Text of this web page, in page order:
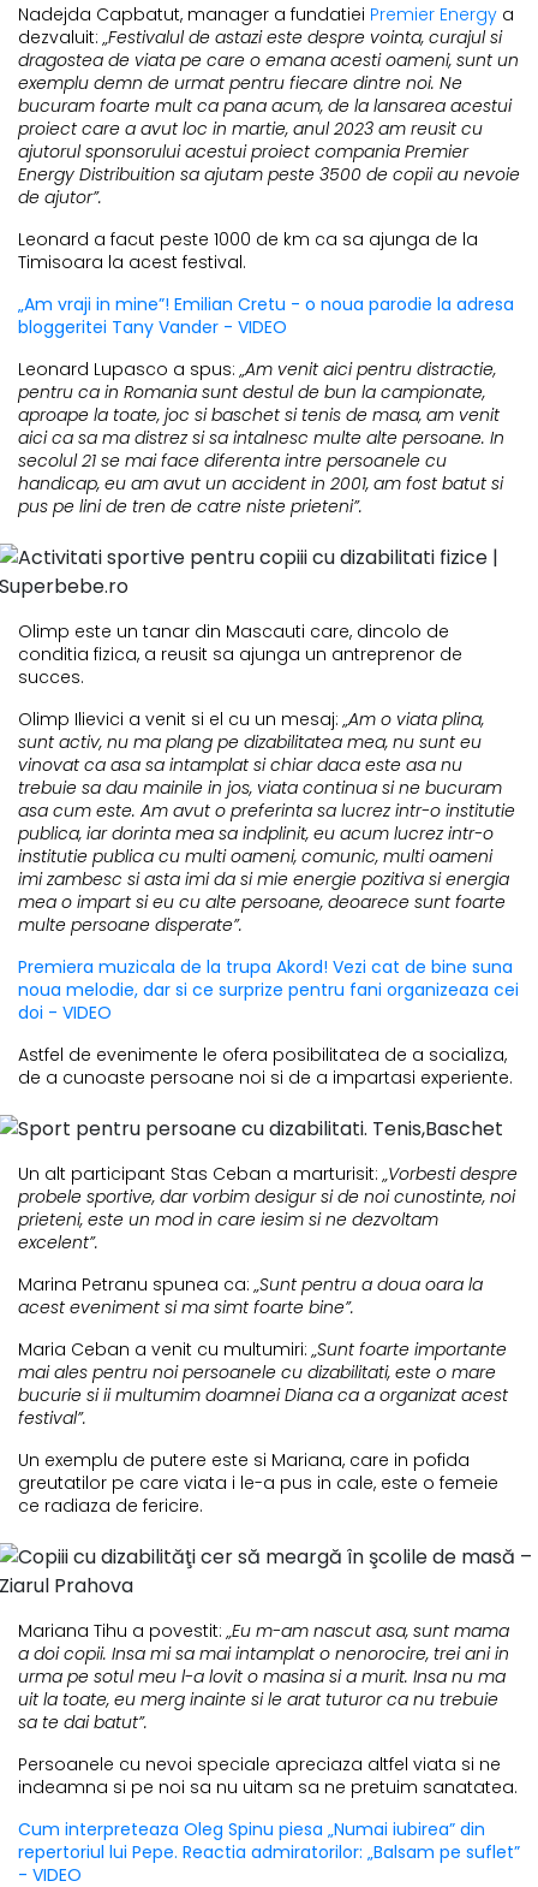
Nadejda Capbatut, manager a fundatiei Premier Energy a
dezvaluit: „Festivalul de astazi este despre vointa, curajul si
dragostea de viata pe care o emana acesti oameni, sunt un
exemplu demn de urmat pentru fiecare dintre noi. Ne
bucuram foarte mult ca pana acum, de la lansarea acestui
proiect care a avut loc in martie, anul 2023 am reusit cu
ajutorul sponsorului acestui proiect compania Premier
Energy Distribuition sa ajutam peste 3500 de copii au nevoie
de ajutor”.
Leonard a facut peste 1000 de km ca sa ajunga de la
Timisoara la acest festival.
„Am vraji in mine”! Emilian Cretu - o noua parodie la adresa
bloggeritei Tany Vander - VIDEO
Leonard Lupasco a spus: „Am venit aici pentru distractie,
pentru ca in Romania sunt destul de bun la campionate,
aproape la toate, joc si baschet si tenis de masa, am venit
aici ca sa ma distrez si sa intalnesc multe alte persoane. In
secolul 21 se mai face diferenta intre persoanele cu
handicap, eu am avut un accident in 2001, am fost batut si
pus pe lini de tren de catre niste prieteni”.
Olimp este un tanar din Mascauti care, dincolo de
conditia fizica, a reusit sa ajunga un antreprenor de
succes.
Olimp Ilievici a venit si el cu un mesaj: „Am o viata plina,
sunt activ, nu ma plang pe dizabilitatea mea, nu sunt eu
vinovat ca asa sa intamplat si chiar daca este asa nu
trebuie sa dau mainile in jos, viata continua si ne bucuram
asa cum este. Am avut o preferinta sa lucrez intr-o institutie
publica, iar dorinta mea sa indplinit, eu acum lucrez intr-o
institutie publica cu multi oameni, comunic, multi oameni
imi zambesc si asta imi da si mie energie pozitiva si energia
mea o impart si eu cu alte persoane, deoarece sunt foarte
multe persoane disperate”.
Premiera muzicala de la trupa Akord! Vezi cat de bine suna
noua melodie, dar si ce surprize pentru fani organizeaza cei
doi - VIDEO
Astfel de evenimente le ofera posibilitatea de a socializa,
de a cunoaste persoane noi si de a impartasi experiente.
Un alt participant Stas Ceban a marturisit: „Vorbesti despre
probele sportive, dar vorbim desigur si de noi cunostinte, noi
prieteni, este un mod in care iesim si ne dezvoltam
excelent”.
Marina Petranu spunea ca: „Sunt pentru a doua oara la
acest eveniment si ma simt foarte bine”.
Maria Ceban a venit cu multumiri: „Sunt foarte importante
mai ales pentru noi persoanele cu dizabilitati, este o mare
bucurie si ii multumim doamnei Diana ca a organizat acest
festival”.
Un exemplu de putere este si Mariana, care in pofida
greutatilor pe care viata i le-a pus in cale, este o femeie
ce radiaza de fericire.
Mariana Tihu a povestit: „Eu m-am nascut asa, sunt mama
a doi copii. Insa mi sa mai intamplat o nenorocire, trei ani in
urma pe sotul meu l-a lovit o masina si a murit. Insa nu ma
uit la toate, eu merg inainte si le arat tuturor ca nu trebuie
sa te dai batut”.
Persoanele cu nevoi speciale apreciaza altfel viata si ne
indeamna si pe noi sa nu uitam sa ne pretuim sanatatea.
Cum interpreteaza Oleg Spinu piesa „Numai iubirea” din
repertoriul lui Pepe. Reactia admiratorilor: „Balsam pe suflet”
- VIDEO